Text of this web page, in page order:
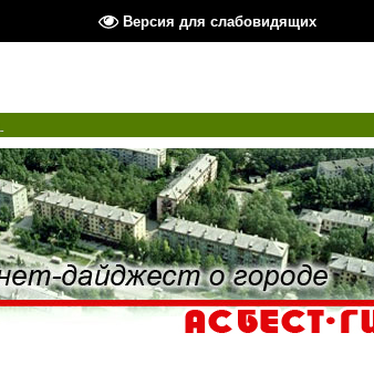
Версия для слабовидящих